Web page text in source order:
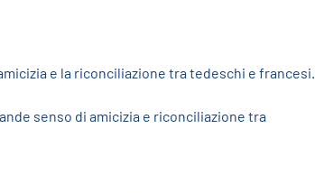
e la riconciliazione tra tedeschi e francesi.
senso di amicizia e riconciliazione tra